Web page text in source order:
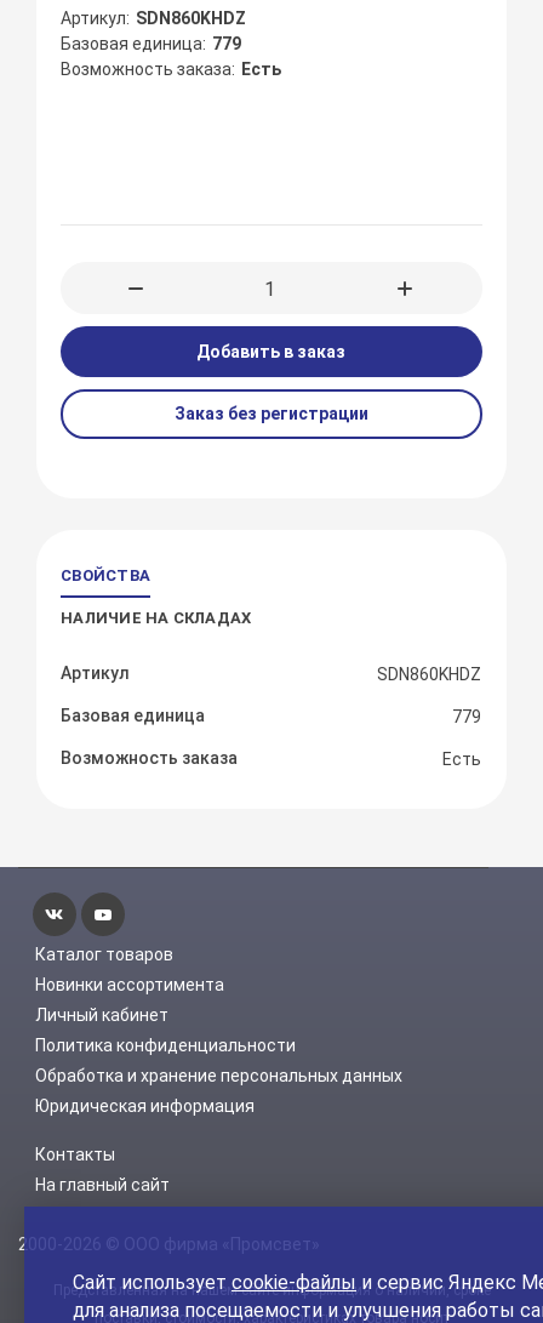
Артикул
SDN860KHDZ
Базовая единица 779
Возможность заказа
Есть
Добавить в заказ
Заказ без регистрации
СВОЙСТВА
НАЛИЧИЕ НА СКЛАДАХ
Артикул SDN860KHDZ
Базовая единица 779
Возможность заказа Есть
Каталог товаров
Новинки ассортимента
Личный кабинет
Политика конфиденциальности
Обработка и хранение персональных данных
Юридическая информация
Контакты
На главный сайт
2000-2026 © ООО фирма «Промсвет»
Представленная на нашем сайте информация о наличии, сроке
поставки, стоимости, характеристиках товара носит
Сайт используетcookie-файлы и сервис Яндекс
для анализа посещаемости и улучшения работы